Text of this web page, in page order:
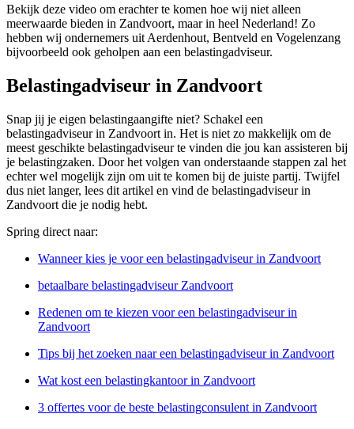
Bekijk deze video om erachter te komen hoe wij niet alleen
meerwaarde bieden in Zandvoort, maar in heel Nederland! Zo
hebben wij ondernemers uit Aerdenhout, Bentveld en Vogelenzang
bijvoorbeeld ook geholpen aan een belastingadviseur.
Belastingadviseur in Zandvoort
Snap jij je eigen belastingaangifte niet? Schakel een
belastingadviseur in Zandvoort in. Het is niet zo makkelijk om de
meest geschikte belastingadviseur te vinden die jou kan assisteren bij
je belastingzaken. Door het volgen van onderstaande stappen zal het
echter wel mogelijk zijn om uit te komen bij de juiste partij. Twijfel
dus niet langer, lees dit artikel en vind de belastingadviseur in
Zandvoort die je nodig hebt.
Spring direct naar:
Wanneer kies je voor een belastingadviseur in Zandvoort
betaalbare belastingadviseur Zandvoort
Redenen om te kiezen voor een belastingadviseur in
Zandvoort
Tips bij het zoeken naar een belastingadviseur in Zandvoort
Wat kost een belastingkantoor in Zandvoort
3 offertes voor de beste belastingconsulent in Zandvoort